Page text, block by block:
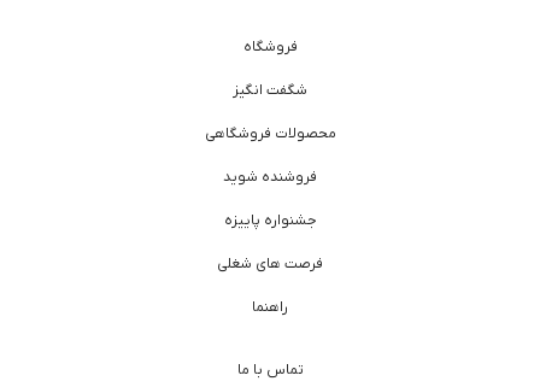
فروشگاه
شگفت انگیز
محصولات فروشگاهی
فروشنده شوید
جشنواره پاییزه
فرصت های شغلی
راهنما
تماس با ما